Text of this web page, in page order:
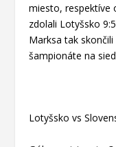
miesto, respektíve
zdolali Lotyšsko
Marksa tak
šampionáte na
Lotyšsko vs